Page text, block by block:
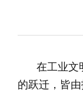
在工业文
的跃迁，皆